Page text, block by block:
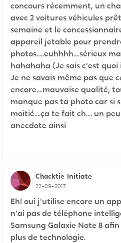
concours récemment, un
avec 2 voitures véhicules
semaine et le
appareil jetable pour
photos.....euhhhh....sérieux
hahahaha (Je sais c'est
Je ne savais même pas que
encore....mauvaise qualité,
manque pas ta photo car si
moitié....ça te fait ch.... un
anecdote ainsi
Chacktie Initiate
22-09-2017
Eh! oui j'utilise encore un
n'ai pas de téléphone
Samsung Galaxie Note 8
plus de technologie.